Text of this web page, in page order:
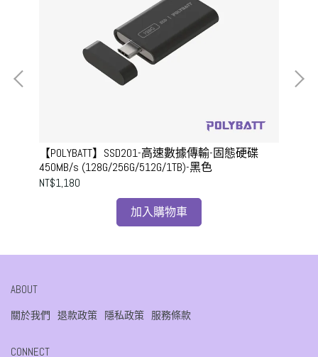
【POLYBATT】SSD201-高速數據傳輸-固態硬碟
450MB/s (128G/256G/512G/1TB)-黑色
NT$1,180
加入購物車
ABOUT
關於我們 退款政策 隱私政策 服務條款
CONNECT